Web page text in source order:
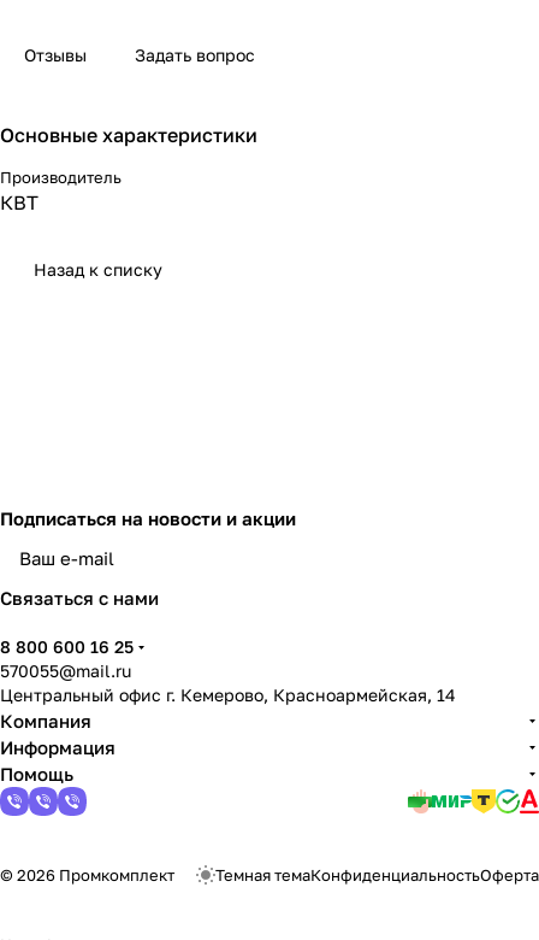
Отзывы Задать вопрос
Основные характеристики
Производитель
КВТ
Назад к списку
Подписаться на новости и акции
Связаться с нами
8 800 600 16 25
570055@mail.ru
Центральный офис г. Кемерово, Красноармейская, 14
Компания
Информация
Помощь
© 2026 Промкомплект Темная темаКонфиденциальностьОферта